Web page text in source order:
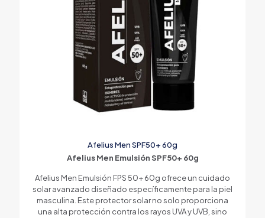
Afelius Men SPF50+ 60g
Afelius Men Emulsión SPF50+ 60g
Afelius Men Emulsión FPS 50+ 60g ofrece un cuidado
solar avanzado diseñado específicamente para la piel
masculina. Este protector solar no solo proporciona
una alta protección contra los rayos UVA y UVB, sino